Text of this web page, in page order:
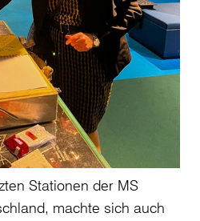
Stationen der MS
machte sich auch